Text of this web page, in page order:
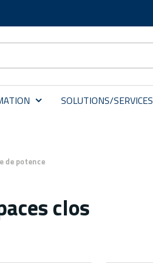
SOLUTIONS/SERVICES
de potence
clos